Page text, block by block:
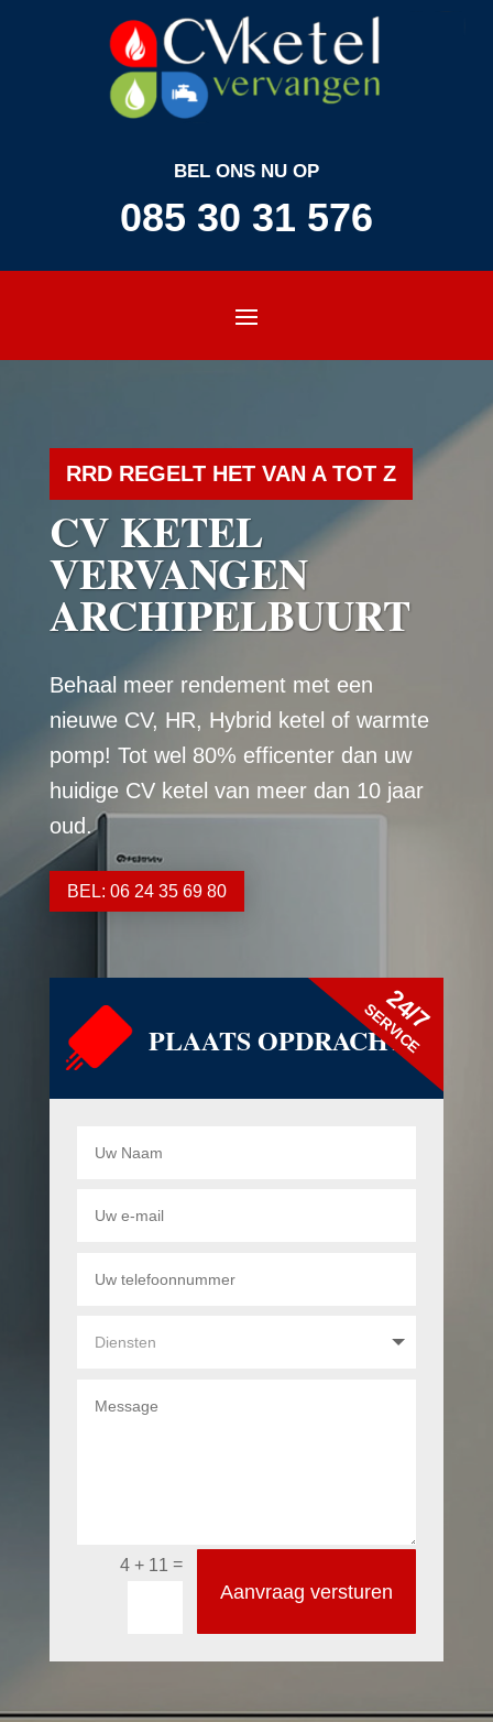
BEL ONS NU OP
085 30 31 576
RRD REGELT HET VAN A TOT Z
CV KETEL
VERVANGEN
ARCHIPELBUURT
Behaal meer rendement met een
nieuwe CV, HR, Hybrid ketel of warmte
pomp! Tot wel 80% efficenter dan uw
huidige CV ketel van meer dan 10 jaar
oud.
BEL: 06 24 35 69 80
PLAATS OPDRACHT
24/7
SERVICE
4 + 11 =
Aanvraag versturen